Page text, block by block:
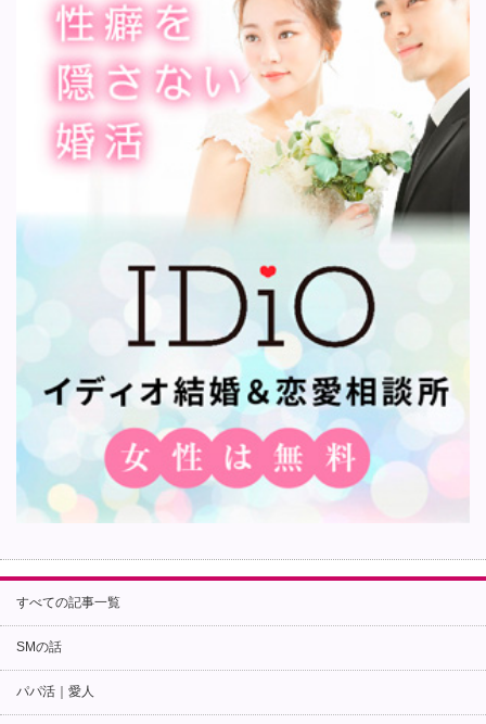
すべての記事一覧
SMの話
パパ活｜愛人